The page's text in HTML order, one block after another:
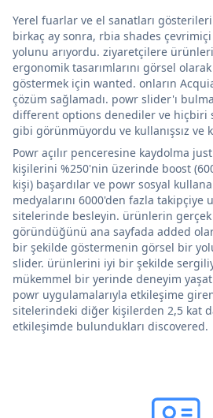
Yerel fuarlar ve el sanatları
birkaç ay sonra, rbia shades çevrimiçi
yolunu arıyordu. ziyaretçilere
ergonomik tasarımlarını görsel
göstermek için wanted. onların
çözüm sağlamadı. powr slider'ı
different options denediler ve hiçbiri
gibi görünmüyordu ve kullanışsız ve
Powr açılır penceresine kaydolma
kişilerini %250'nin üzerinde boost
kişi) başardılar ve powr sosyal
medyalarını 6000'den fazla takipçiye
sitelerinde besleyin. ürünlerin gerçek
göründüğünü ana sayfada added
bir şekilde göstermenin görsel bir
slider. ürünlerini iyi bir şekilde
mükemmel bir yerinde deneyim
powr uygulamalarıyla etkileşime
sitelerindeki diğer kişilerden 2,5 kat
etkileşimde bulundukları discovered.